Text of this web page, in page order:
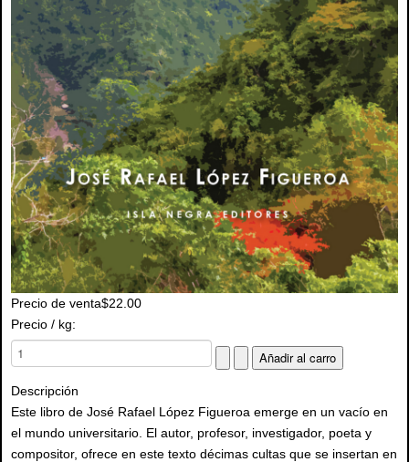
Precio de venta$22.00
Precio / kg:
Descripción
Este libro de José Rafael López Figueroa emerge en un vacío en
el mundo universitario. El autor, profesor, investigador, poeta y
compositor, ofrece en este texto décimas cultas que se insertan en